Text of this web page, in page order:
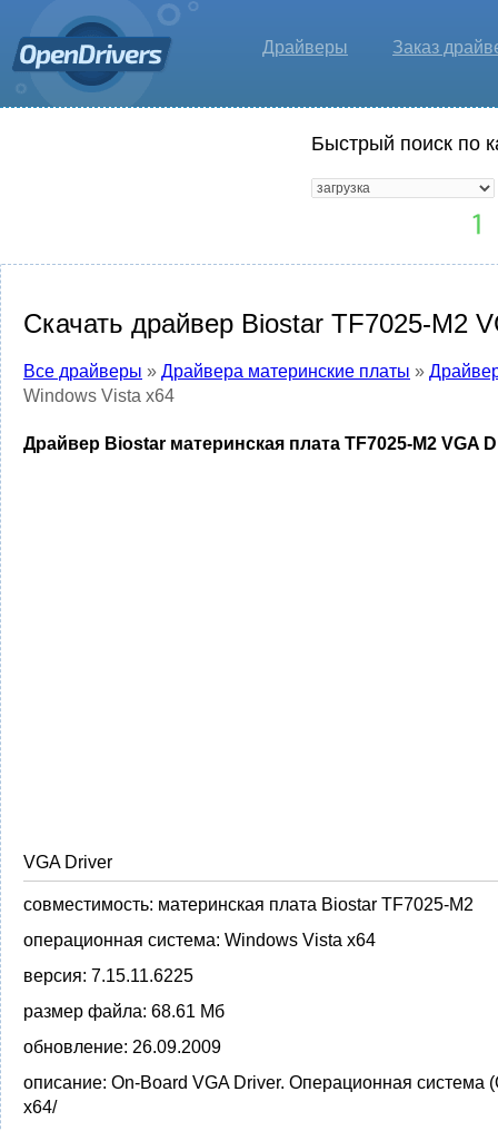
Драйверы Заказ
Быстрый поиск по
Скачать драйвер Biostar TF7025-M2
Все драйверы » Драйвера материнские платы »
Windows Vista x64
Драйвер Biostar материнская плата TF7025-M2 VGA
VGA Driver
совместимость: материнская плата Biostar TF7025-M2
операционная система: Windows Vista x64
версия: 7.15.11.6225
размер файла: 68.61 Мб
обновление: 26.09.2009
описание: On-Board VGA Driver. Операционная система
x64/